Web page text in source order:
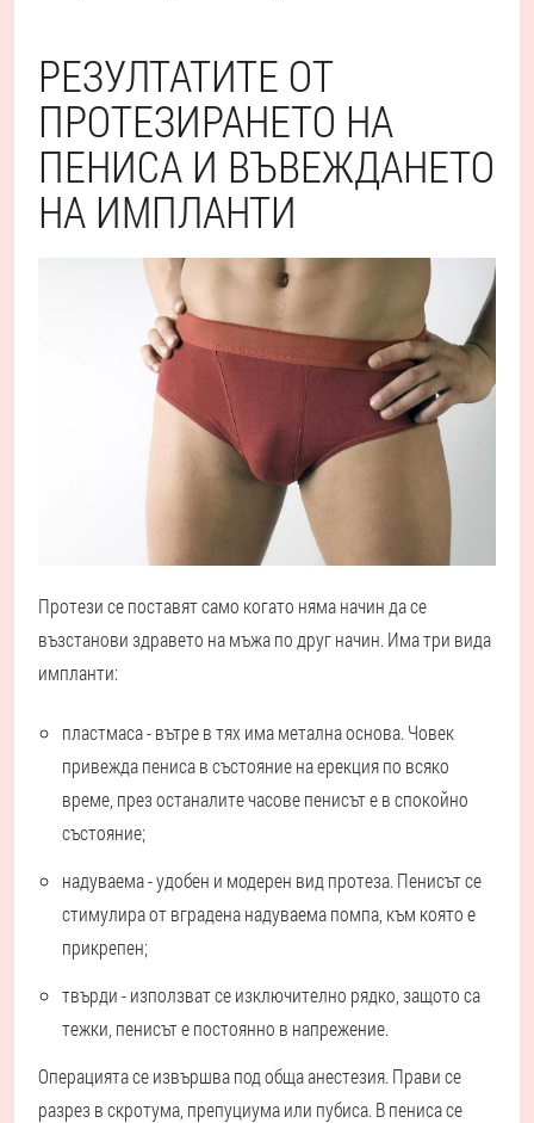
РЕЗУЛТАТИТЕ ОТ
ПРОТЕЗИРАНЕТО НА
ПЕНИСА И ВЪВЕЖДАНЕТО
НА ИМПЛАНТИ
Протези се поставят само когато няма начин да се
възстанови здравето на мъжа по друг начин. Има три вида
импланти:
пластмаса - вътре в тях има метална основа. Човек
привежда пениса в състояние на ерекция по всяко
време, през останалите часове пенисът е в спокойно
състояние;
надуваема - удобен и модерен вид протеза. Пенисът се
стимулира от вградена надуваема помпа, към която е
прикрепен;
твърди - използват се изключително рядко, защото са
тежки, пенисът е постоянно в напрежение.
Операцията се извършва под обща анестезия. Прави се
разрез в скротума, препуциума или пубиса. В пениса се